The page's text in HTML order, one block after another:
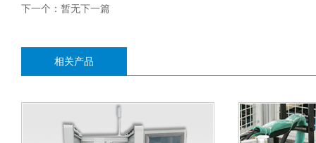
下一个： 暂无下一篇
相关产品